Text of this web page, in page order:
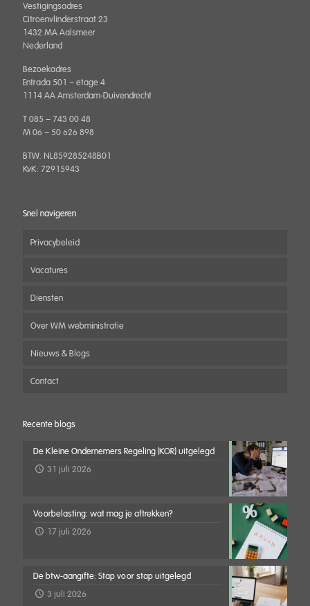
Vestigingsadres
Citroenvlinderstraat 23
1432 MA Aalsmeer
Nederland
Bezoekadres
Entrada 501 – etage 4
1114 AA Amsterdam-Duivendrecht
T 085 – 743 00 48
M 06 – 50 626 898
BTW: NL859285248B01
KvK: 72915943
Snel navigeren
Privacybeleid
Vacatures
Diensten
Over WM webministratie
Nieuws & Blogs
Contact
Recente blogs
De Kleine Ondernemers Regeling (KOR) uitgelegd
31 juli 2026
Voorbelasting: wat mag je aftrekken?
17 juli 2026
De btw-aangifte: Stap voor stap uitgelegd
3 juli 2026